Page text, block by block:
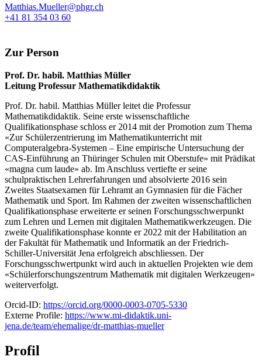
Matthias.Mueller@phgr.ch
+41 81 354 03 60
Zur Person
Prof. Dr. habil. Matthias Müller
Leitung Professur Mathematikdidaktik
Prof. Dr. habil. Matthias Müller leitet die Professur
Mathematikdidaktik. Seine erste wissenschaftliche
Qualifikationsphase schloss er 2014 mit der Promotion zum Thema
«Zur Schülerzentrierung im Mathematikunterricht mit
Computeralgebra-Systemen – Eine empirische Untersuchung der
CAS-Einführung an Thüringer Schulen mit Oberstufe» mit Prädikat
«magna cum laude» ab. Im Anschluss vertiefte er seine
schulpraktischen Lehrerfahrungen und absolvierte 2016 sein
Zweites Staatsexamen für Lehramt an Gymnasien für die Fächer
Mathematik und Sport. Im Rahmen der zweiten wissenschaftlichen
Qualifikationsphase erweiterte er seinen Forschungsschwerpunkt
zum Lehren und Lernen mit digitalen Mathematikwerkzeugen. Die
zweite Qualifikationsphase konnte er 2022 mit der Habilitation an
der Fakultät für Mathematik und Informatik an der Friedrich-
Schiller-Universität Jena erfolgreich abschliessen. Der
Forschungsschwertpunkt wird auch in aktuellen Projekten wie dem
«Schülerforschungszentrum Mathematik mit digitalen Werkzeugen»
weiterverfolgt.
Orcid-ID: https://orcid.org/0000-0003-0705-5330
Externe Profile: https://www.mi-didaktik.uni-
jena.de/team/ehemalige/dr-matthias-mueller
Profil